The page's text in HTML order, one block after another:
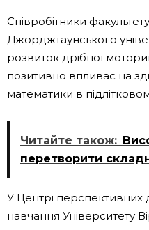
Співробітники
Джорджтаунського
розвиток дрібної
позитивно впливає на
математики в
Читайте також:
перетворити
У Центрі перспективних
навчання Університету